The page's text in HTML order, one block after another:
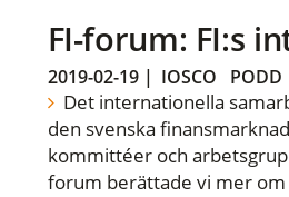
FI-forum: FI:s
2019-02-19| IOSCO PODD
Det internationella
den svenska
kommittéer och
forum berättade vi mer